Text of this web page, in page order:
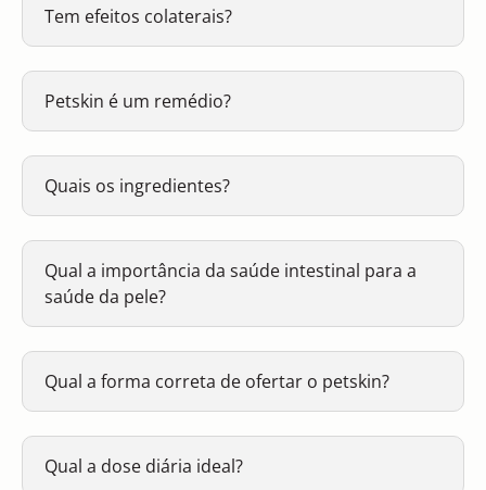
Tem efeitos colaterais?
Petskin é um remédio?
Quais os ingredientes?
Qual a importância da saúde intestinal para a
saúde da pele?
Qual a forma correta de ofertar o petskin?
Qual a dose diária ideal?